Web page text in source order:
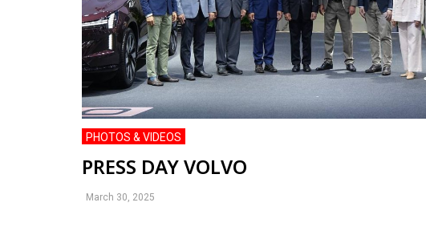
PHOTOS & VIDEOS
PRESS DAY VOLVO
March 30, 2025